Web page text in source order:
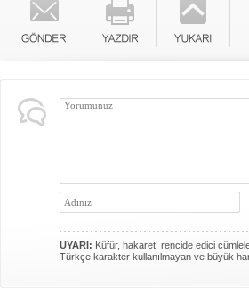
UYARI: Küfür, hakaret, rencide edici
Türkçe karakter kullanılmayan ve büyük